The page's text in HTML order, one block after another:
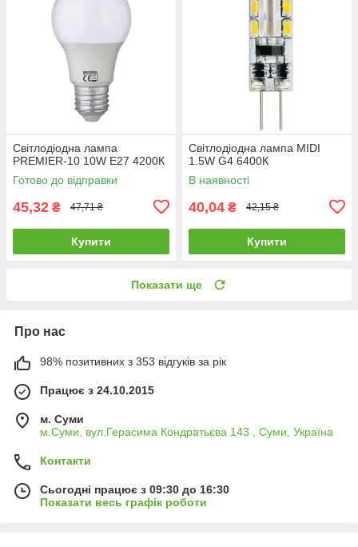
Cвітлодіодна лампа
PREMIER-10 10W E27 4200К
Готово до відправки
45,32 ₴ 47,71 ₴
Купити
Світлодіодна лампа MIDI
1.5W G4 6400К
В наявності
40,04 ₴ 42,15 ₴
Купити
Показати ще
Про нас
98% позитивних з 353 відгуків за рік
Працює з 24.10.2015
м. Суми
м.Суми, вул.Герасима Кондратьєва 143 , Суми, Україна
Контакти
Сьогодні працює з 09:30 до 16:30
Показати весь графік роботи